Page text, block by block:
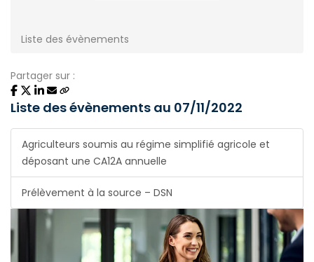
Liste des évènements
Partager sur :
Liste des évènements au 07/11/2022
Agriculteurs soumis au régime simplifié agricole et
déposant une CA12A annuelle
Prélèvement à la source – DSN